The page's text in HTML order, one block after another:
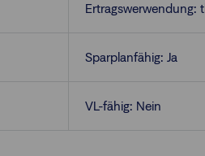
Ertragswerwendung:
Sparplanfähig: Ja
VL-fähig: Nein